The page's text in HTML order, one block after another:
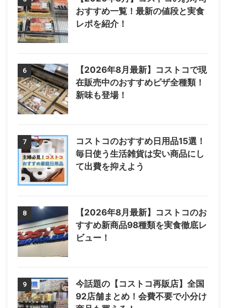
おすすめ一覧！最新の値段と実食
レポを紹介！
6
【2026年8月最新】コストコで現
在販売中のおすすめピザ全種類！
新味も登場！
7
コストコのおすすめ日用品15選！
毎日使う生活雑貨は安い商品にし
て出費を抑えよう
8
【2026年8月最新】コストコのお
すすめ新商品98種類を実食徹底レ
ビュー！
9
今話題の【コストコ再販店】全国
92店舗まとめ！会費不要で小分け